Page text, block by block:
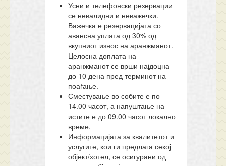
Усни и телефонски резервации
се невалидни и неважечки.
Важечка е резервацијата со
авансна уплата од 30% од
вкупниот износ на аранжманот.
Целосна доплата на
аранжманот се врши најдоцна
до 10 дена пред терминот на
поаѓање.
Сместување во собите е по
14.00 часот, а напуштање на
истите е до 09.00 часот локално
време.
Информацијата за квалитетот и
услугите, кои ги предлага секој
објект/хотел, се осигурани од